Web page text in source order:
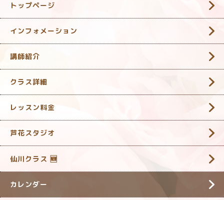
トップページ
インフォメーション
講師紹介
クラス詳細
レッスン料金
芦花スタジオ
仙川クラス 🆕
カレンダー